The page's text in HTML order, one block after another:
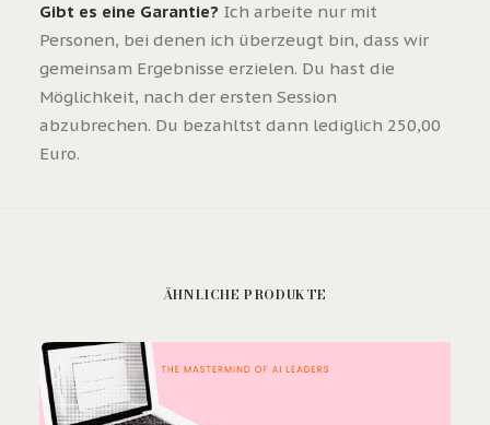
Gibt es eine Garantie? Ich arbeite nur mit
Personen, bei denen ich überzeugt bin, dass wir
gemeinsam Ergebnisse erzielen. Du hast die
Möglichkeit, nach der ersten Session
abzubrechen. Du bezahltst dann lediglich 250,00
Euro.
ÄHNLICHE PRODUKTE